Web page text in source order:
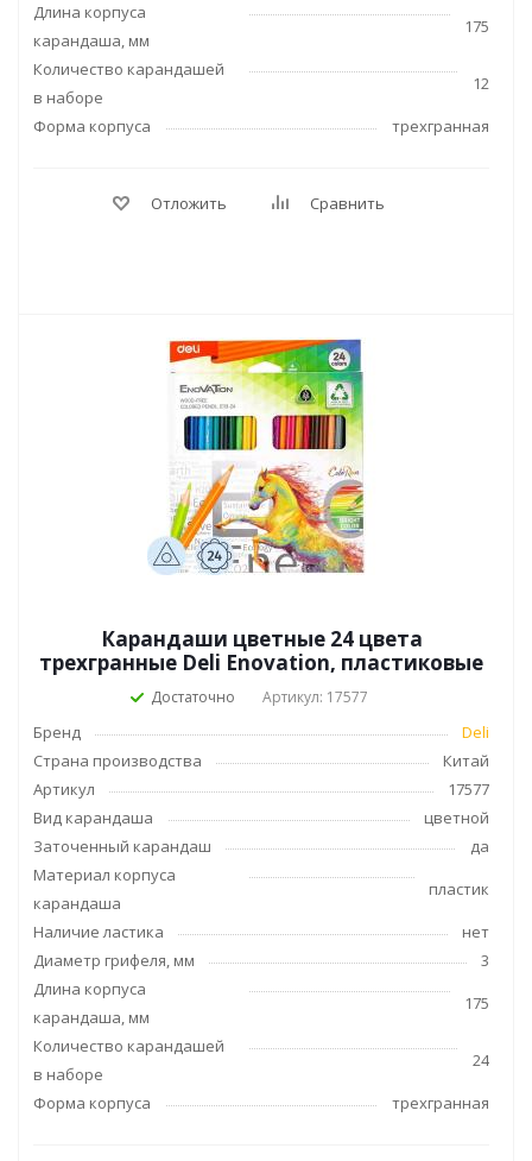
Длина корпуса
карандаша, мм
175
Количество карандашей
в наборе
12
Форма корпуса
трехгранная
Отложить Сравнить
Карандаши цветные 24 цвета
трехгранные Deli Enovation, пластиковые
Достаточно Артикул: 17577
Бренд
Deli
Страна производства
Китай
Артикул
17577
Вид карандаша
цветной
Заточенный карандаш
да
Материал корпуса
карандаша
пластик
Наличие ластика
нет
Диаметр грифеля, мм
3
Длина корпуса
карандаша, мм
175
Количество карандашей
в наборе
24
Форма корпуса
трехгранная